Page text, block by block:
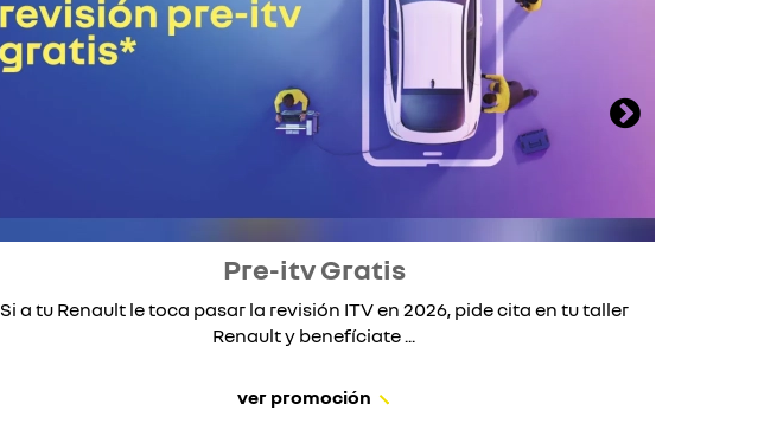
Pre-itv Gratis
Si a tu Renault le toca pasar la revisión ITV en 2026, pide cita en tu taller
Renault y benefíciate ...
ver promoción